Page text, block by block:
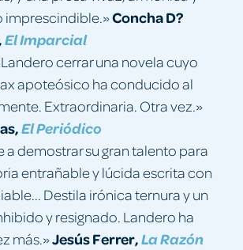
imprescindible.»Concha D?
El Imparcial
cerrar una novela cuyo
apoteósico ha conducido al
Extraordinaria. Otra vez.»
El Periódico
a demostrar su gran talento para
entrañable y lúcida escrita con
Destila irónica ternura y un
y resignado. Landero ha
más.»Jesús Ferrer,La Razón